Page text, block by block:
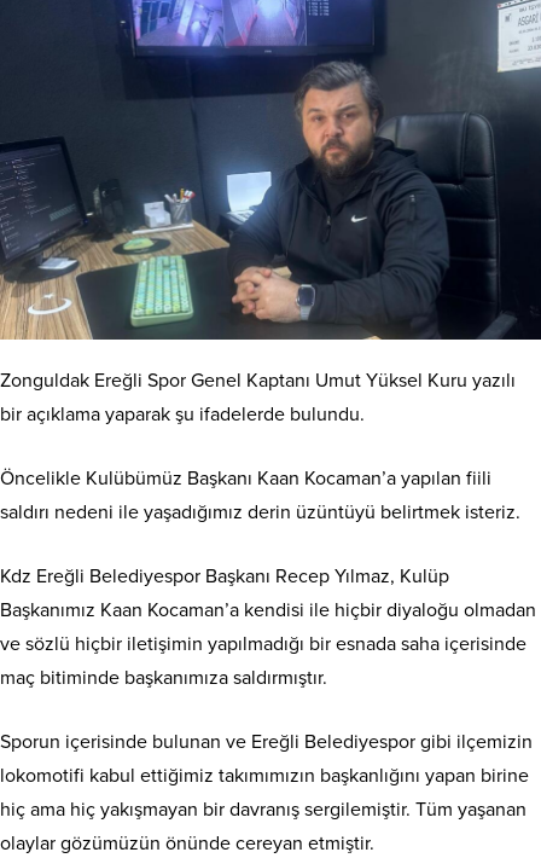
Zonguldak Ereğli Spor Genel Kaptanı Umut Yüksel Kuru yazılı
bir açıklama yaparak şu ifadelerde bulundu.
Öncelikle Kulübümüz Başkanı Kaan Kocaman’a yapılan fiili
saldırı nedeni ile yaşadığımız derin üzüntüyü belirtmek isteriz.
Kdz Ereğli Belediyespor Başkanı Recep Yılmaz, Kulüp
Başkanımız Kaan Kocaman’a kendisi ile hiçbir diyaloğu olmadan
ve sözlü hiçbir iletişimin yapılmadığı bir esnada saha içerisinde
maç bitiminde başkanımıza saldırmıştır.
Sporun içerisinde bulunan ve Ereğli Belediyespor gibi ilçemizin
lokomotifi kabul ettiğimiz takımımızın başkanlığını yapan birine
hiç ama hiç yakışmayan bir davranış sergilemiştir. Tüm yaşanan
olaylar gözümüzün önünde cereyan etmiştir.